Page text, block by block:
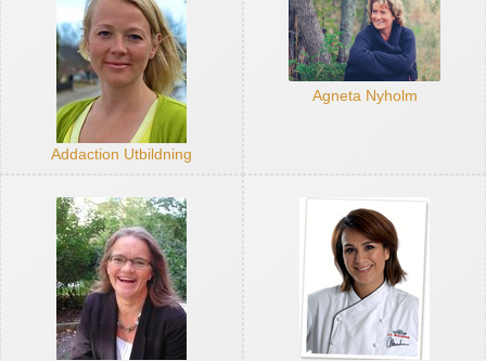
Addaction Utbildning
Agneta Nyholm